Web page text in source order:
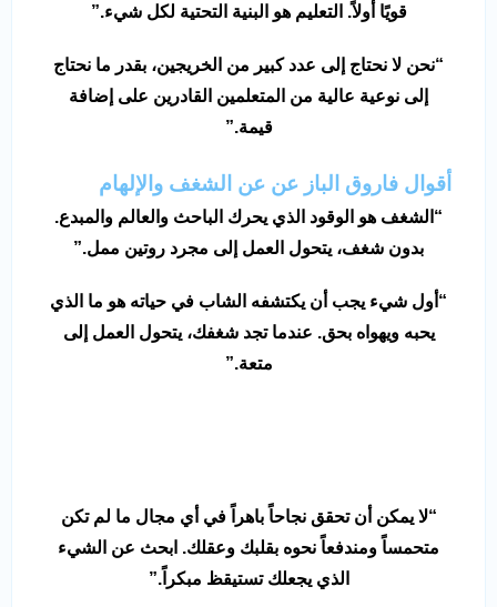
قويًا أولاً. التعليم هو البنية التحتية لكل شيء.”
“نحن لا نحتاج إلى عدد كبير من الخريجين، بقدر ما نحتاج
إلى نوعية عالية من المتعلمين القادرين على إضافة
قيمة.”
أقوال فاروق الباز عن عن الشغف والإلهام
“ الشغف هو الوقود الذي يحرك الباحث والعالم والمبدع.
بدون شغف، يتحول العمل إلى مجرد روتين ممل.”
“ أول شيء يجب أن يكتشفه الشاب في حياته هو ما الذي
يحبه ويهواه بحق. عندما تجد شغفك، يتحول العمل إلى
متعة.”
“لا يمكن أن تحقق نجاحاً باهراً في أي مجال ما لم تكن
متحمساً ومندفعاً نحوه بقلبك وعقلك. ابحث عن الشيء
الذي يجعلك تستيقظ مبكراً.”